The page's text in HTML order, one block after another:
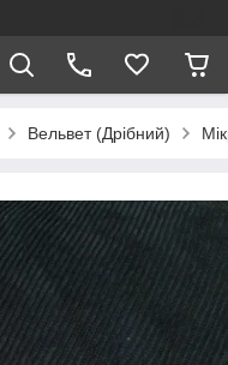
Вельвет (Дрібний)